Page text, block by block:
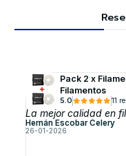
Pack 2 x
Filamentos
5.0
La mejor calidad en
Hernán Escobar Celery
26-01-2026